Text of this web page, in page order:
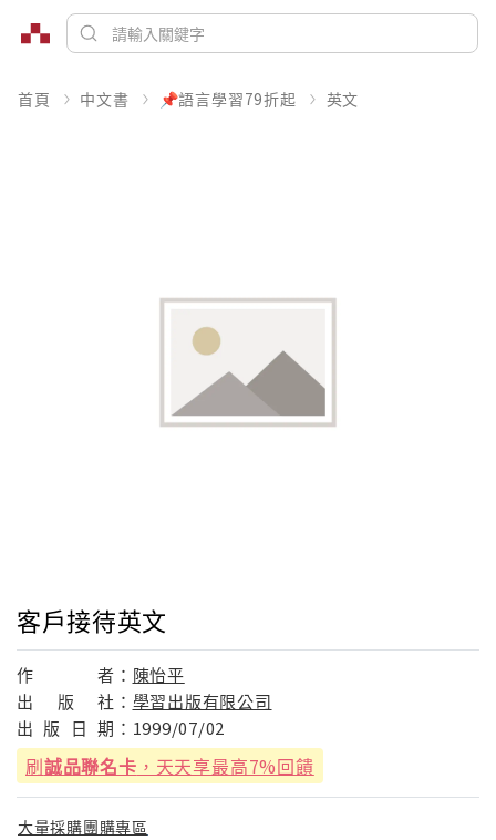
首頁 中文書 📌語言學習79折起 英文
客戶接待英文
作 者： 陳怡平
出
版 社： 學習出版有限公司
出 版 日 期： 1999/07/02
刷誠品聯名卡 ，天天享最高7%回饋
大量採購團購專區